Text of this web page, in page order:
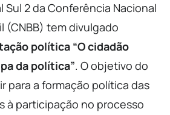
2 da Conferência Nacional
(CNBB) tem divulgado
política “O cidadão
da política”. O objetivo do
para a formação política das
à participação no processo